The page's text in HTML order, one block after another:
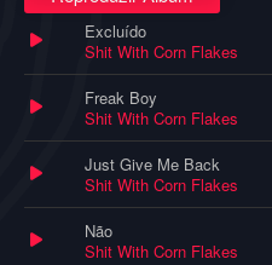
Excluído
Shit With Corn Flakes
Freak Boy
Shit With Corn Flakes
Just Give Me Back
Shit With Corn Flakes
Não
Shit With Corn Flakes